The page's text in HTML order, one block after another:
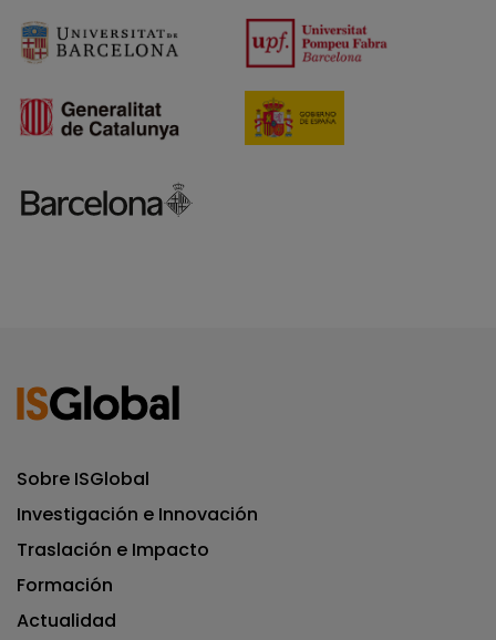
Sobre ISGlobal
Investigación e Innovación
Traslación e Impacto
Formación
Actualidad